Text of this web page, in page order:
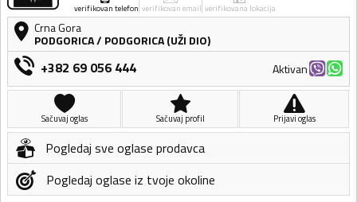
verifikovan telefon verifikovan email verifikovana lokacija
Crna Gora
PODGORICA/ PODGORICA (UŽI DIO)
+382 69 056 444 Aktivan
Sačuvaj oglas Sačuvaj profil Prijavi oglas
Pogledaj sve oglase prodavca
Pogledaj oglase iz tvoje okoline